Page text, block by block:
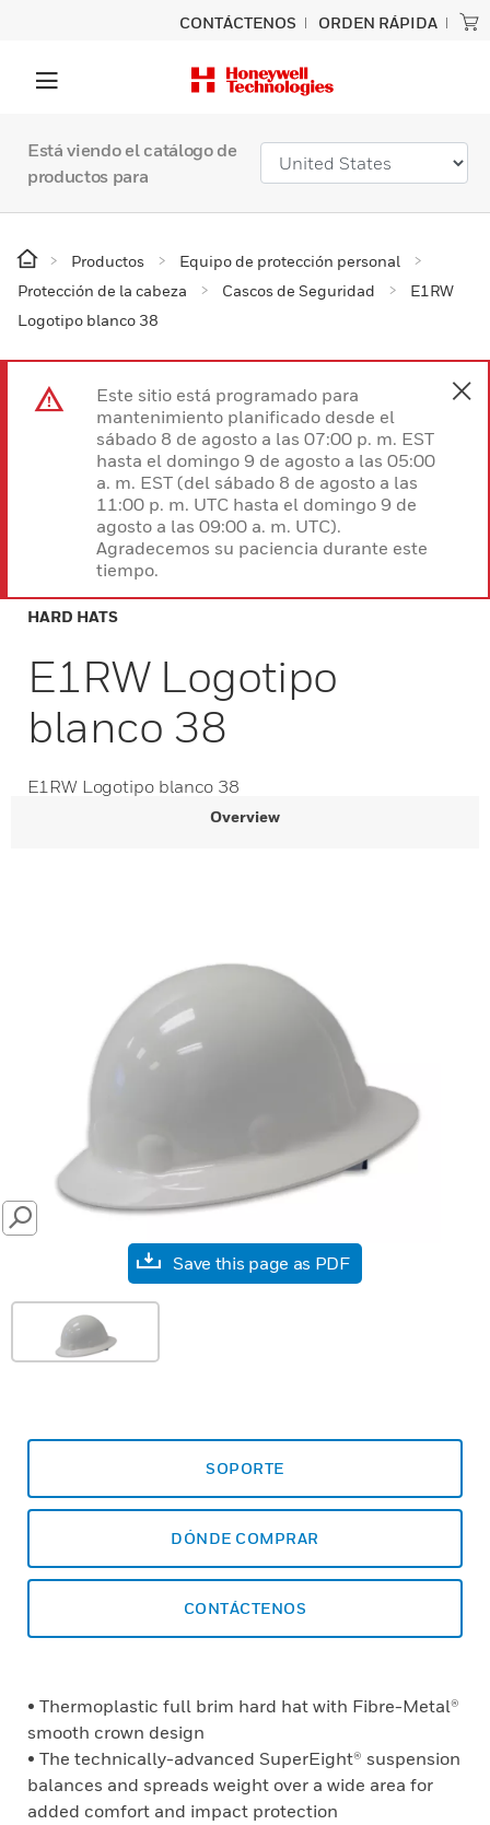
CONTÁCTENOS ORDEN RÁPIDA
Está viendo el catálogo de
productos para
Productos
Equipo de protección personal
Protección de la cabeza
Cascos de Seguridad
E1RW
Logotipo blanco 38
Este sitio está programado para
mantenimiento planificado desde el
sábado 8 de agosto a las 07:00 p. m. EST
hasta el domingo 9 de agosto a las 05:00
a. m. EST (del sábado 8 de agosto a las
11:00 p. m. UTC hasta el domingo 9 de
agosto a las 09:00 a. m. UTC).
Agradecemos su paciencia durante este
tiempo.
HARD HATS
E1RW Logotipo
blanco 38
E1RW Logotipo blanco 38
Overview
SEARCH
Save this page as PDF
SOPORTE
DÓNDE COMPRAR
CONTÁCTENOS
• Thermoplastic full brim hard hat with Fibre-Metal®
smooth crown design
• The technically-advanced SuperEight® suspension
balances and spreads weight over a wide area for
added comfort and impact protection